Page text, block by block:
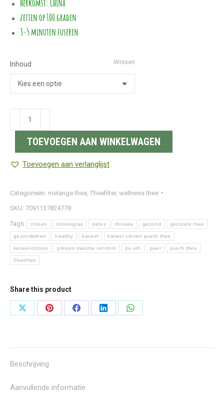
herkomst: China
zetten op 100 graden
3-5 minuten fuseren
Inhoud Wissen
Gefermenteerde
thee
Pu
erh
Kaneel-
citroen
aantal
TOEVOEGEN AAN WINKELWAGEN
Toevoegen aan verlanglijst
Categorieën: melange thee Theefilter, wellness thee
SKU: 7091137824778
Tags: citroen citroengras detox donatie gezond gezonde thee
gezondethee healthy kaneel kaneel citroen puerh thee
kaneel-citroen prinses maxima centrum pu erh puer puerh thee
Puerthee
Share this product
Deel
Deel
Deel
Deel
Deel
Beschrijving
Aanvullende informatie